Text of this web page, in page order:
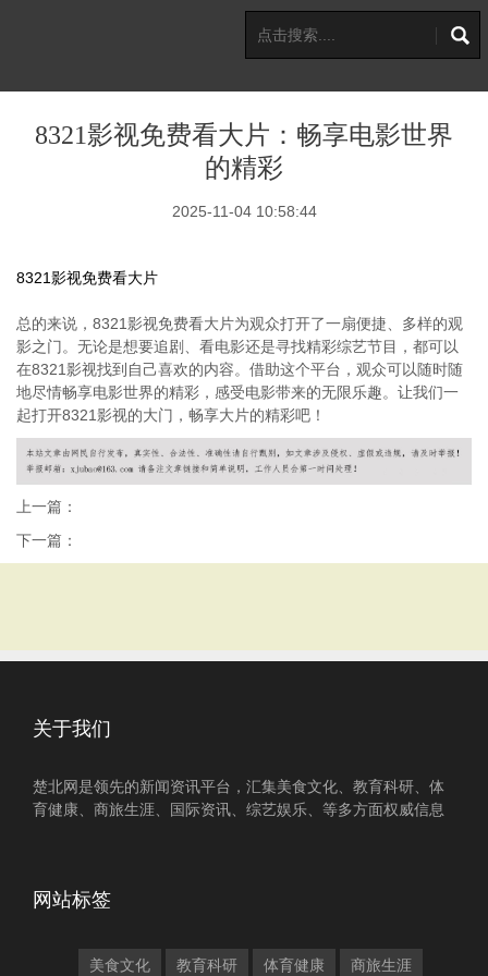
8321影视免费看大片：畅享电影世界
的精彩
2025-11-04 10:58:44
8321影视免费看大片
总的来说，8321影视免费看大片为观众打开了一扇便捷、多样的观
影之门。无论是想要追剧、看电影还是寻找精彩综艺节目，都可以
在8321影视找到自己喜欢的内容。借助这个平台，观众可以随时随
地尽情畅享电影世界的精彩，感受电影带来的无限乐趣。让我们一
起打开8321影视的大门，畅享大片的精彩吧！
上一篇：
下一篇：
关于我们
楚北网是领先的新闻资讯平台，汇集美食文化、教育科研、体
育健康、商旅生涯、国际资讯、综艺娱乐、等多方面权威信息
网站标签
美食文化 教育科研 体育健康 商旅生涯